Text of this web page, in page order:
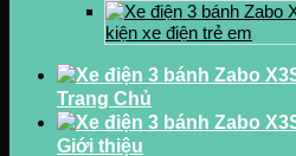
kiện xe điện trẻ em
Trang Chủ
Giới thiệu